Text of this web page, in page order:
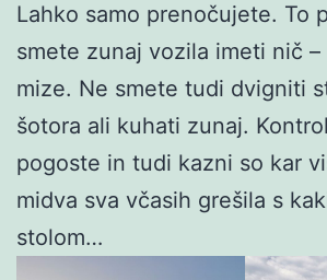
Lahko samo prenočujete. To
smete zunaj vozila imeti nič
mize. Ne smete tudi dvigniti
šotora ali kuhati zunaj.
pogoste in tudi kazni so kar
midva sva včasih grešila s
stolom…